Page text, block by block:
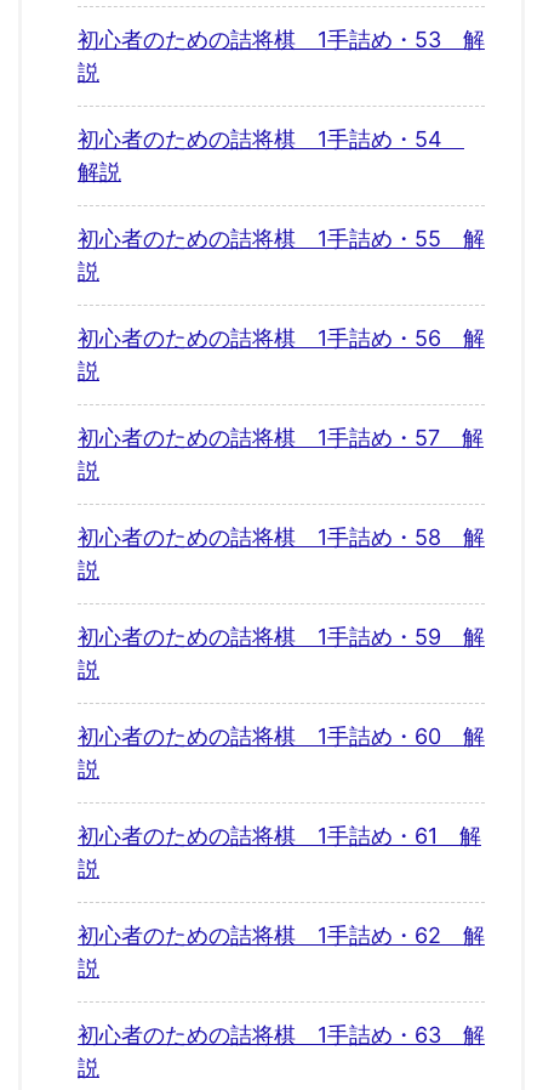
初心者のための詰将棋 1手詰め・53 解
説
初心者のための詰将棋 1手詰め・54
解説
初心者のための詰将棋 1手詰め・55 解
説
初心者のための詰将棋 1手詰め・56 解
説
初心者のための詰将棋 1手詰め・57 解
説
初心者のための詰将棋 1手詰め・58 解
説
初心者のための詰将棋 1手詰め・59 解
説
初心者のための詰将棋 1手詰め・60 解
説
初心者のための詰将棋 1手詰め・61 解
説
初心者のための詰将棋 1手詰め・62 解
説
初心者のための詰将棋 1手詰め・63 解
説